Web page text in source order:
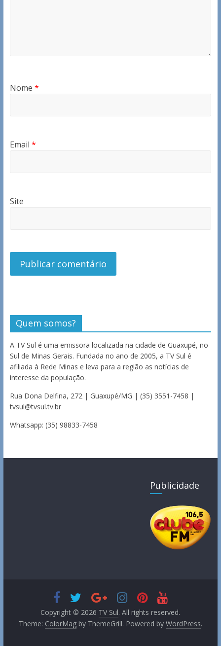
Nome *
Email *
Site
Quem somos?
A TV Sul é uma emissora localizada na cidade de Guaxupé, no
Sul de Minas Gerais. Fundada no ano de 2005, a TV Sul é
afiliada à Rede Minas e leva para a região as notícias de
interesse da população.
Rua Dona Delfina, 272 | Guaxupé/MG | (35) 3551-7458 |
tvsul@tvsul.tv.br
Whatsapp: (35) 98833-7458
Publicidade
Copyright © 2026 TV Sul. All rights reserved.
Theme: ColorMagby ThemeGrill. Powered by WordPress.